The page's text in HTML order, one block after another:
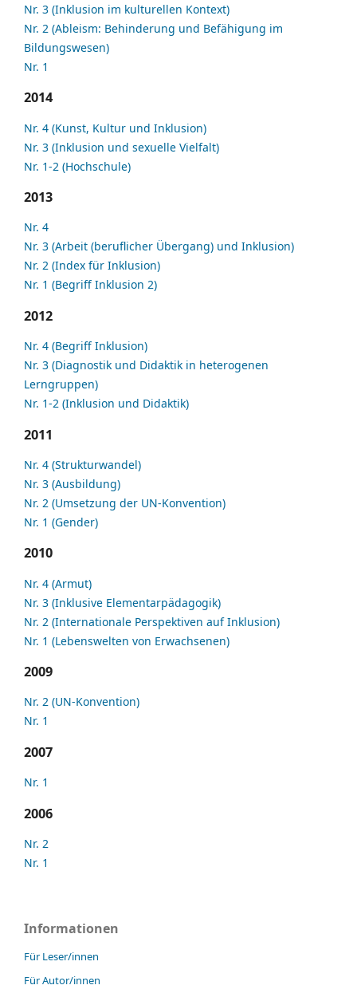
Nr. 3 (Inklusion im kulturellen Kontext)
Nr. 2 (Ableism: Behinderung und Befähigung im
Bildungswesen)
Nr. 1
2014
Nr. 4 (Kunst, Kultur und Inklusion)
Nr. 3 (Inklusion und sexuelle Vielfalt)
Nr. 1-2 (Hochschule)
2013
Nr. 4
Nr. 3 (Arbeit (beruflicher Übergang) und Inklusion)
Nr. 2 (Index für Inklusion)
Nr. 1 (Begriff Inklusion 2)
2012
Nr. 4 (Begriff Inklusion)
Nr. 3 (Diagnostik und Didaktik in heterogenen
Lerngruppen)
Nr. 1-2 (Inklusion und Didaktik)
2011
Nr. 4 (Strukturwandel)
Nr. 3 (Ausbildung)
Nr. 2 (Umsetzung der UN-Konvention)
Nr. 1 (Gender)
2010
Nr. 4 (Armut)
Nr. 3 (Inklusive Elementarpädagogik)
Nr. 2 (Internationale Perspektiven auf Inklusion)
Nr. 1 (Lebenswelten von Erwachsenen)
2009
Nr. 2 (UN-Konvention)
Nr. 1
2007
Nr. 1
2006
Nr. 2
Nr. 1
Informationen
Für Leser/innen
Für Autor/innen